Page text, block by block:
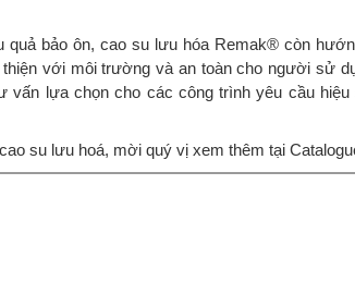
quả bảo ôn, cao su lưu hóa Remak® còn
với môi trường và an toàn cho người sử
lựa chọn cho các công trình yêu cầu hiệu
su lưu hoá, mời quý vị xem thêm tại